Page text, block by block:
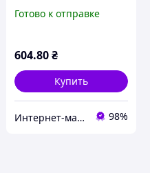
Готово к отправке
604.80₴
Купить
Интернет-магазин Зозулька 98%